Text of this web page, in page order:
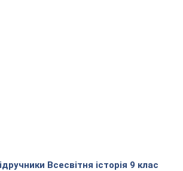
Всесвітня історія 9 клас